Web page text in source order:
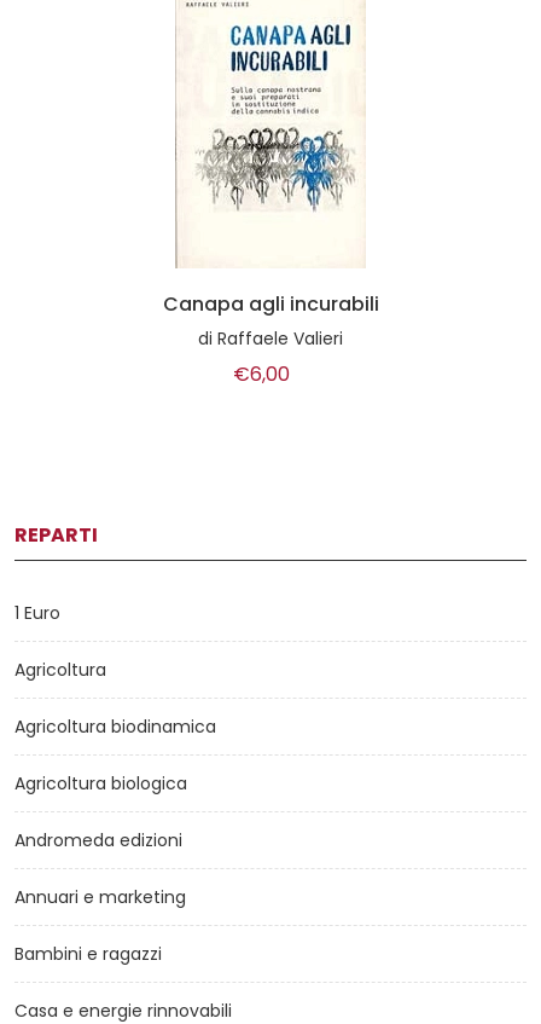
Canapa agli incurabili
di Raffaele Valieri
€6,00
REPARTI
1 Euro
Agricoltura
Agricoltura biodinamica
Agricoltura biologica
Andromeda edizioni
Annuari e marketing
Bambini e ragazzi
Casa e energie rinnovabili